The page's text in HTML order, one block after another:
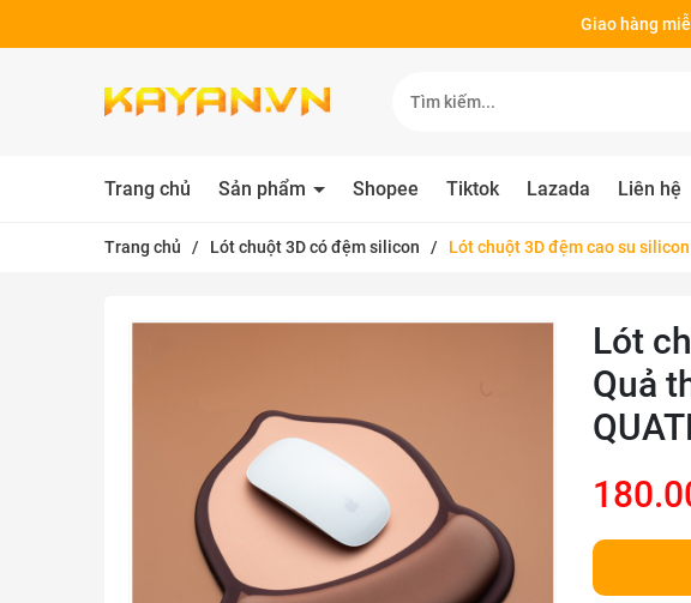
Giao hàng
Trang chủ Sản phẩm Shopee Tiktok Lazada Liên hệ
Trang chủ / Lót chuột 3D có đệm silicon / Lót chuột 3D đệm cao su silicon
Lót
Quả